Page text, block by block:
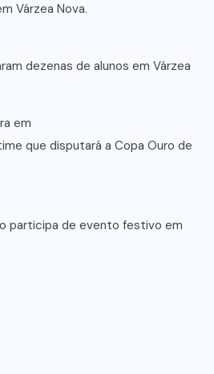
Várzea Nova.
dezenas de alunos em Várzea
em
que disputará a Copa Ouro de
participa de evento festivo em